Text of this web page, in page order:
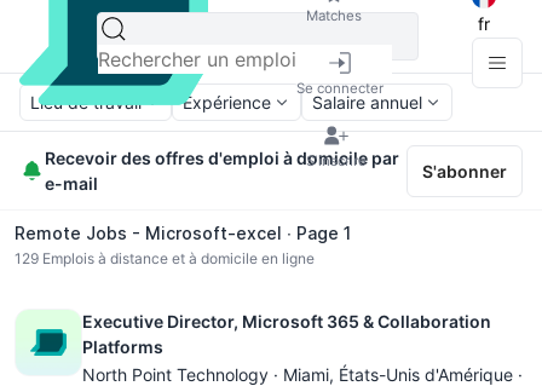
Matches
Se connecter
S'inscrire
fr
Lieu de travail Expérience Salaire annuel
Recevoir des offres d'emploi à domicile par
e-mail
S'abonner
Remote Jobs - Microsoft-excel ∙ Page 1
129 Emplois à distance et à domicile en ligne
Executive Director, Microsoft 365 & Collaboration
Platforms
North Point Technology · Miami, États-Unis d'Amérique ·